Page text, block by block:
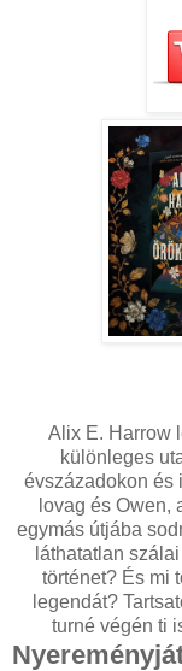
Alix E. Harrow
különleges
évszázadokon és
lovag és Owen,
egymás útjába
láthatatlan
történet? És mi
legendát?
turné végén ti